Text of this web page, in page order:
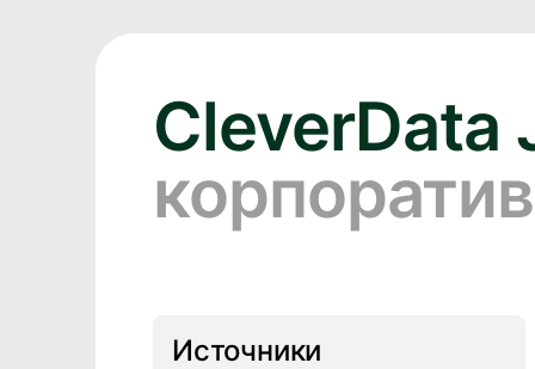
CleverData
Источники